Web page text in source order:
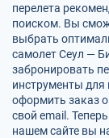
перелета
поиском. Вы
выбрать
самолет Сеул —
забронировать
инструменты
оформить заказ
свой email.
нашем сайте вы